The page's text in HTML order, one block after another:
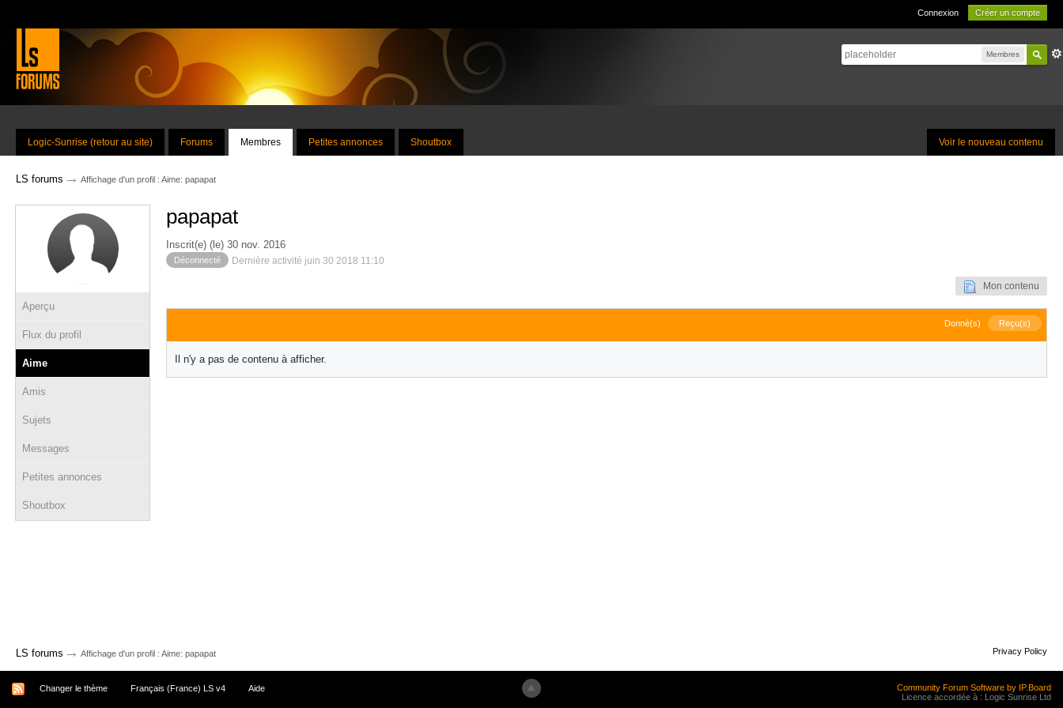
Connexion Créer un compte
Membres
Voir le nouveau contenu
Logic-Sunrise (retour au site) Forums Membres Petites annonces Shoutbox
LS forums → Affichage d'un profil : Aime: papapat
Aperçu
Flux du profil
Aime
Amis
Sujets
Messages
Petites annonces
Shoutbox
papapat
Inscrit(e) (le) 30 nov. 2016
Déconnecté Dernière activité juin 30 2018 11:10
Mon contenu
Donné(s) Reçu(s)
Il n'y a pas de contenu à afficher.
LS forums → Affichage d'un profil : Aime: papapat Privacy Policy
Changer le thème Français (France) LS v4 Aide
Community Forum Software by IP.Board
Licence accordée à : Logic Sunrise Ltd